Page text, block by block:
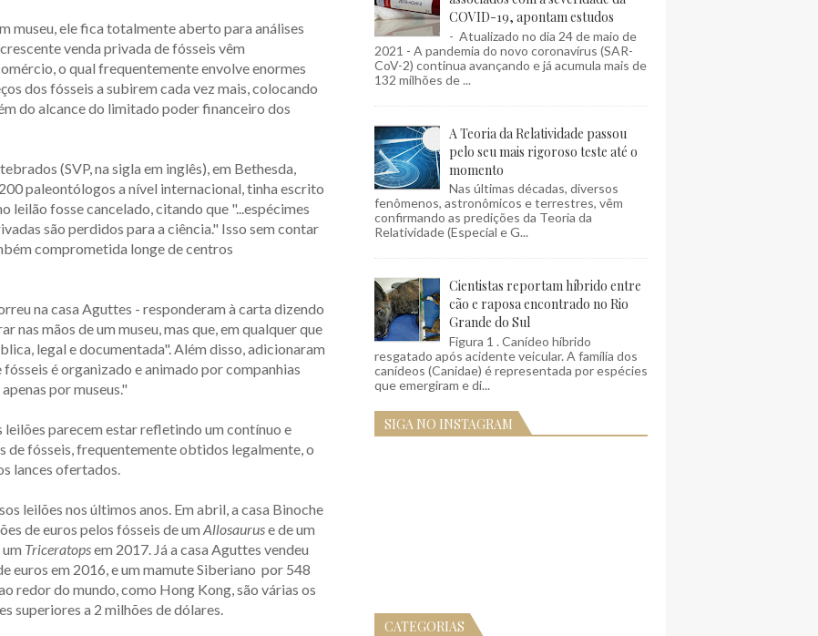
museu, ele fica totalmente aberto para análises
venda privada de fósseis vêm
o qual frequentemente envolve enormes
dos fósseis a subirem cada vez mais, colocando
do alcance do limitado poder financeiro dos
(SVP, na sigla em inglês), em Bethesda,
paleontólogos a nível internacional, tinha escrito
leilão fosse cancelado, citando que "...espécimes
são perdidos para a ciência." Isso sem contar
comprometida longe de centros
na casa Aguttes - responderam à carta dizendo
nas mãos de um museu, mas que, em qualquer que
legal e documentada". Além disso, adicionaram
é organizado e animado por companhias
por museus."
leilões parecem estar refletindo um contínuo e
de fósseis, frequentemente obtidos legalmente, o
lances ofertados.
leilões nos últimos anos. Em abril, a casa Binoche
de euros pelos fósseis de um Allosauruse de um
Triceratopsem 2017. Já a casa Aguttes vendeu
euros em 2016, e um mamute Siberiano por 548
redor do mundo, como Hong Kong, são várias os
superiores a 2 milhões de dólares.
COVID-19, apontam estudos
- Atualizado no dia 24 de maio de
2021 - A pandemia do novo coronavírus (SAR-
CoV-2) continua avançando e já acumula mais de
132 milhões de ...
A Teoria da Relatividade passou
pelo seu mais rigoroso teste até o
momento
Nas últimas décadas, diversos
fenômenos, astronômicos e terrestres, vêm
confirmando as predições da Teoria da
Relatividade (Especial e G...
Cientistas reportam híbrido entre
cão e raposa encontrado no Rio
Grande do Sul
Figura 1 . Canídeo híbrido
resgatado após acidente veicular. A família dos
canídeos (Canidae) é representada por espécies
que emergiram e di...
SIGA NO INSTAGRAM
CATEGORIAS